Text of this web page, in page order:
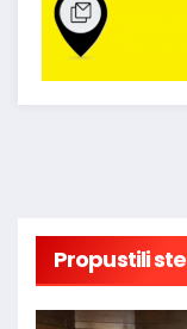
Propustili ste